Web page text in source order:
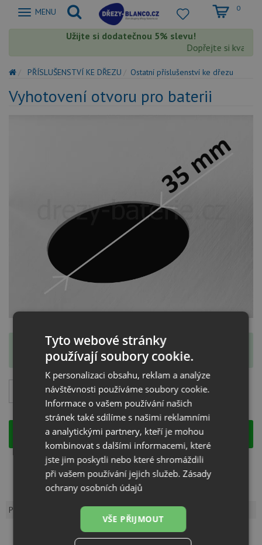
Zobrazit
MENU 0
Užijte si dodatečnou 5% slevu!
Dopřejte si kvalitu
PŘÍSLUŠENSTVÍ KE DŘEZU Ostatní příslušenství ke dřezu
Vyhotovení otvoru pro baterii
IHNED K ODESLÁNÍ VÍCE JAK 3 KS
Při objednání do 12:00 odešleme ještě dnes.
90Kčs DPH
KOUPIT
SL66 Záruka:24 měsíců
Výrobce:KITCHEN PRODUCT
Popis produktu Dotaz k produktu
Tyto webové stránky
používají soubory cookie.
K personalizaci obsahu, reklam a analýze
návštěvnosti používáme soubory cookie.
Informace o vašem používání našich
stránek také sdílíme s našimi reklamními
a analytickými partnery, kteří je mohou
kombinovat s dalšími informacemi, které
jste jim poskytli nebo které shromáždili
při vašem používání jejich služeb.Zásady
ochrany osobních údajů
VŠE PŘIJMOUT